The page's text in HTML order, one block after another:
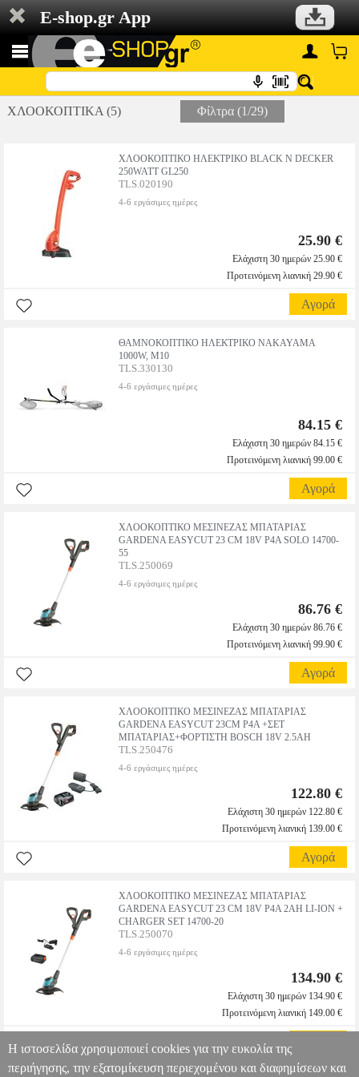
E-shop.gr App
ΧΛΟΟΚΟΠΤΙΚΑ (5) Φίλτρα (1/29)
ΧΛΟΟΚΟΠΤΙΚΟ ΗΛΕΚΤΡΙΚΟ BLACK N DECKER
250WATT GL250
TLS.020190
4-6 εργάσιμες ημέρες
25.90 €
Ελάχιστη 30 ημερών 25.90 €
Προτεινόμενη λιανική 29.90 €
Αγορά
ΘΑΜΝΟΚΟΠΤΙΚΟ ΗΛΕΚΤΡΙΚΟ NAKAYAMA
1000W, M10
TLS.330130
4-6 εργάσιμες ημέρες
84.15 €
Ελάχιστη 30 ημερών 84.15 €
Προτεινόμενη λιανική 99.00 €
Αγορά
ΧΛΟΟΚΟΠΤΙΚΟ ΜΕΣΙΝΕΖΑΣ ΜΠΑΤΑΡΙΑΣ
GARDENA EASYCUT 23 CM 18V P4A SOLO 14700-
55
TLS.250069
4-6 εργάσιμες ημέρες
86.76 €
Ελάχιστη 30 ημερών 86.76 €
Προτεινόμενη λιανική 99.90 €
Αγορά
ΧΛΟΟΚΟΠΤΙΚΟ ΜΕΣΙΝΕΖΑΣ ΜΠΑΤΑΡΙΑΣ
GARDENA EASYCUT 23CM P4A +ΣΕΤ
ΜΠΑΤΑΡΙΑΣ+ΦΟΡΤΙΣΤΗ BOSCH 18V 2.5AH
TLS.250476
4-6 εργάσιμες ημέρες
122.80 €
Ελάχιστη 30 ημερών 122.80 €
Προτεινόμενη λιανική 139.00 €
Αγορά
ΧΛΟΟΚΟΠΤΙΚΟ ΜΕΣΙΝΕΖΑΣ ΜΠΑΤΑΡΙΑΣ
GARDENA EASYCUT 23 CM 18V P4A 2AH LI-ION +
CHARGER SET 14700-20
TLS.250070
4-6 εργάσιμες ημέρες
134.90 €
Ελάχιστη 30 ημερών 134.90 €
Προτεινόμενη λιανική 149.00 €
Η ιστοσελίδα χρησιμοποιεί cookies για την ευκολία της
περιήγησης, την εξατομίκευση περιεχομένου και διαφημίσεων και